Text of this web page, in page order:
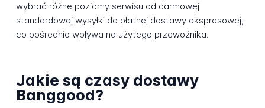
wybrać różne poziomy serwisu od darmowej
standardowej wysyłki do płatnej dostawy ekspresowej,
co pośrednio wpływa na użytego przewoźnika.
Jakie są czasy dostawy
Banggood?